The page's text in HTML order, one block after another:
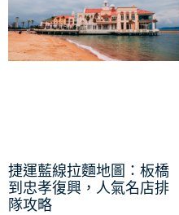
捷運藍線拉麵地圖：板橋
到忠孝復興，人氣名店排
隊攻略